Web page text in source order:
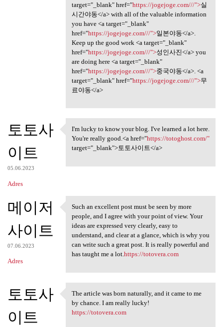
target="_blank" href="https://jogejoge.com///">실
시간야동</a> with all of the valuable information
you have <a target="_blank"
href="https://jogejoge.com///">일본야동</a>.
Keep up the good work <a target="_blank"
href="https://jogejoge.com///">성인사진</a> you
are doing here <a target="_blank"
href="https://jogejoge.com///">중국야동</a>. <a
target="_blank" href="https://jogejoge.com///">무
료야동</a>
토토사
이트
05.06.2023
Adres
I'm lucky to know your blog.
I'm lucky to know your blog. I've learned a lot here.
You're really good.<a href="https://totoghost.com/"
target="_blank">토토사이트</a>
메이저
사이트
07.06.2023
Adres
Such an excellent post must
Such an excellent post must be seen by more
people, and I agree with your point of view. Your
ideas are expressed very clearly, easy to
understand, and clear at a glance, which is why you
can write such a great post. It is really powerful and
has taught me a lot.https://totovera.com
토토사
이트
The article was born
The article was born naturally, and it came to me
by chance. I am really lucky!
https://totovera.com